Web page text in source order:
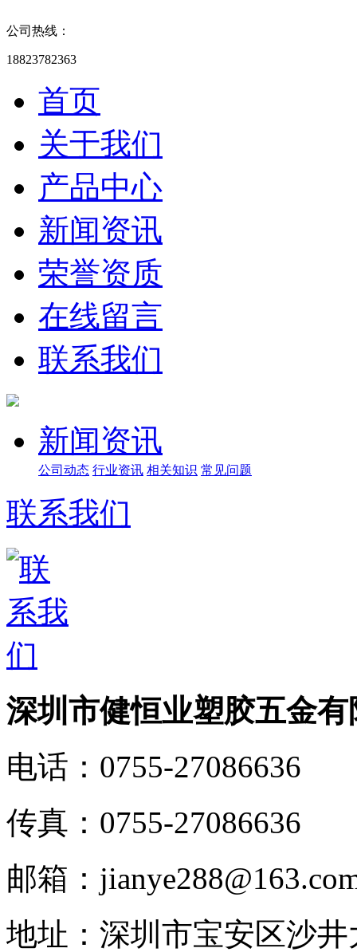
公司热线：
18823782363
首页
关于我们
产品中心
新闻资讯
荣誉资质
在线留言
联系我们
新闻资讯
公司动态 行业资讯 相关知识 常见问题
联系我们
深圳市健恒业塑胶五金有
电话： 0755-27086636
传真： 0755-27086636
邮箱：
地址： 深圳市宝安区沙